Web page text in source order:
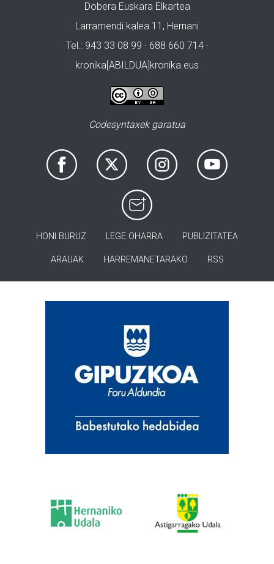
Dobera Euskara Elkartea
Larramendi kalea 11, Hernani
Tel.: 943 33 08 99 · 688 660 714 ·
kronika[ABILDUA]kronika.eus
Codesyntaxek garatua
HONI BURUZ LEGE OHARRA PUBLIZITATEA
ARAUAK HARREMANETARAKO RSS